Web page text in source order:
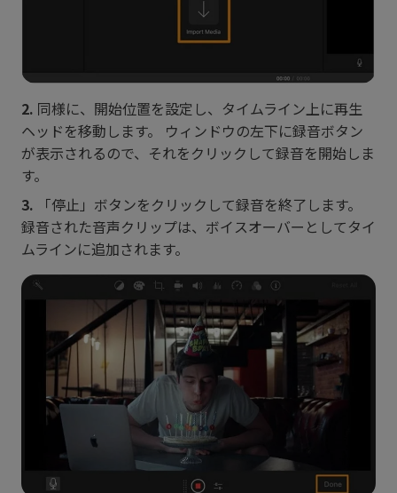
2. 同様に、開始位置を設定し、タイムライン上に再生
ヘッドを移動します。 ウィンドウの左下に録音ボタン
が表示されるので、それをクリックして録音を開始しま
す。
3.
「停止」ボタンをクリックして録音を終了します。
録音された音声クリップは、ボイスオーバーとしてタイ
ムラインに追加されます。